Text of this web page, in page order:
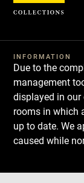
INFORMATION
Due to the
management
displayed in
rooms in which
up to date. We
caused while
Download
Next
Previous
Cookies